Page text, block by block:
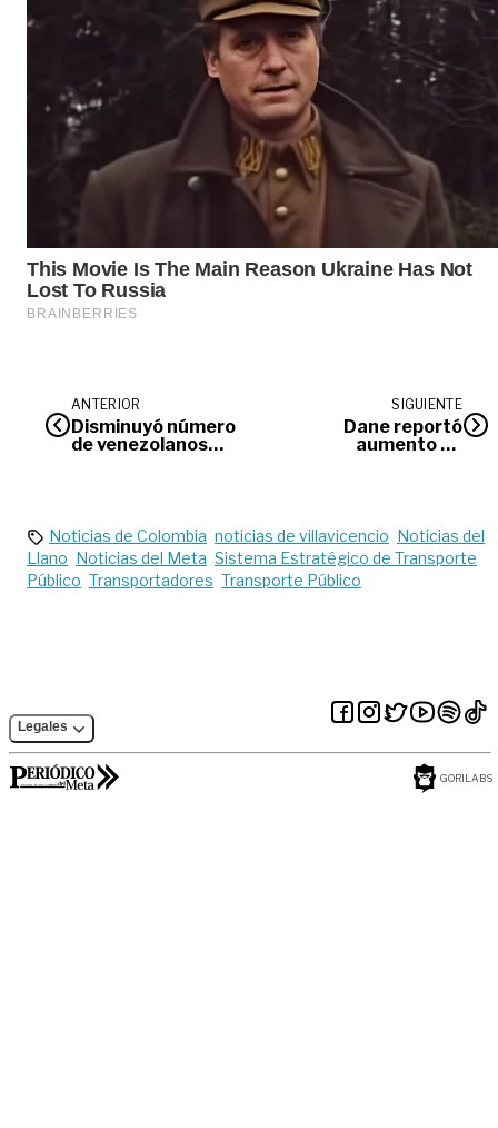
ANTERIOR
Disminuyó número
de venezolanos
SIGUIENTE
Dane reportó
aumento de
Noticias de Colombia noticias de villavicencio Noticias del
Llano Noticias del Meta Sistema Estratégico de Transporte
Público Transportadores Transporte Público
Legales
GORILABS